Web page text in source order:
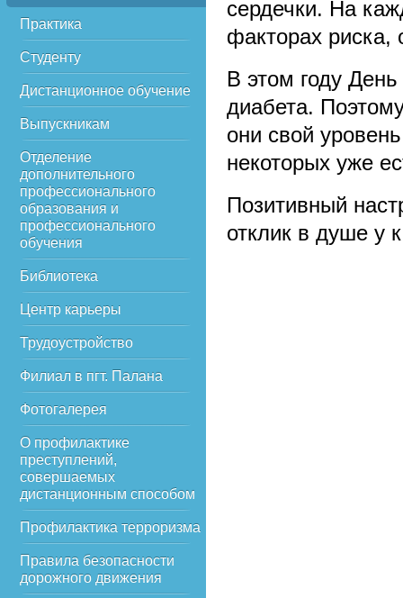
Практика
Студенту
Дистанционное обучение
Выпускникам
Отделение
дополнительного
профессионального
образования и
профессионального
обучения
Библиотека
Центр карьеры
Трудоустройство
Филиал в пгт. Палана
Фотогалерея
О профилактике
преступлений,
совершаемых
дистанционным способом
Профилактика терроризма
Правила безопасности
дорожного движения
сердечки. На
факторах
В этом году
диабета.
они свой
некоторых уже
Позитивный
отклик в душе у